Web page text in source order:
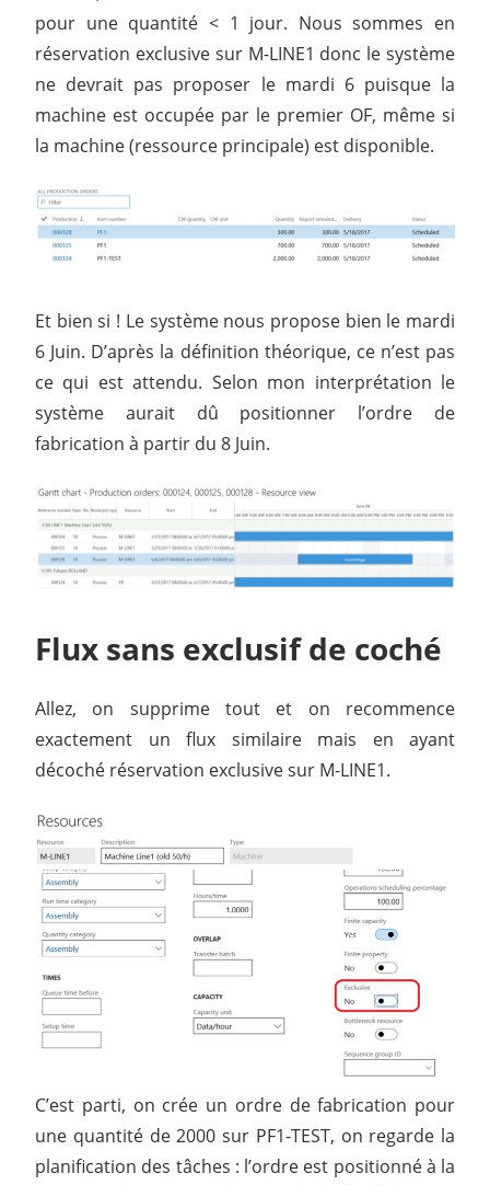
pour une quantité < 1 jour. Nous sommes en
réservation exclusive sur M-LINE1 donc le système
ne devrait pas proposer le mardi 6 puisque la
machine est occupée par le premier OF, même si
la machine (ressource principale) est disponible.
Et bien si ! Le système nous propose bien le mardi
6 Juin. D’après la définition théorique, ce n’est pas
ce qui est attendu. Selon mon interprétation le
système aurait dû positionner l’ordre de
fabrication à partir du 8 Juin.
Flux sans exclusif de coché
Allez, on supprime tout et on recommence
exactement un flux similaire mais en ayant
décoché réservation exclusive sur M-LINE1.
C’est parti, on crée un ordre de fabrication pour
une quantité de 2000 sur PF1-TEST, on regarde la
planification des tâches : l’ordre est positionné à la